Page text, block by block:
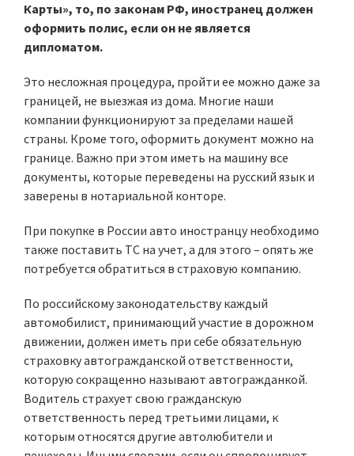
Карты», то, по законам РФ, иностранец должен
оформить полис, если он не является
дипломатом.
Это несложная процедура, пройти ее можно даже за
границей, не выезжая из дома. Многие наши
компании функционируют за пределами нашей
страны. Кроме того, оформить документ можно на
границе. Важно при этом иметь на машину все
документы, которые переведены на русский язык и
заверены в нотариальной конторе.
При покупке в России авто иностранцу необходимо
также поставить ТС на учет, а для этого – опять же
потребуется обратиться в страховую компанию.
По российскому законодательству каждый
автомобилист, принимающий участие в дорожном
движении, должен иметь при себе обязательную
страховку автогражданской ответственности,
которую сокращенно называют автогражданкой.
Водитель страхует свою гражданскую
ответственность перед третьими лицами, к
которым относятся другие автолюбители и